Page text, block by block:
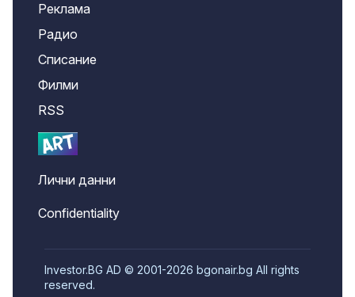
Реклама
Радио
Списание
Филми
RSS
Лични данни
Confidentiality
Investor.BG AD © 2001-2026 bgonair.bg All rights
reserved.